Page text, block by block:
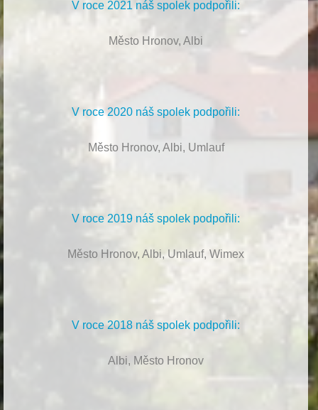
V roce 2021 náš spolek podpořili:
Město Hronov, Albi
V roce 2020 náš spolek podpořili:
Město Hronov, Albi, Umlauf
V roce 2019 náš spolek podpořili:
Město Hronov, Albi, Umlauf, Wimex
V roce 2018 náš spolek podpořili:
Albi, Město Hronov